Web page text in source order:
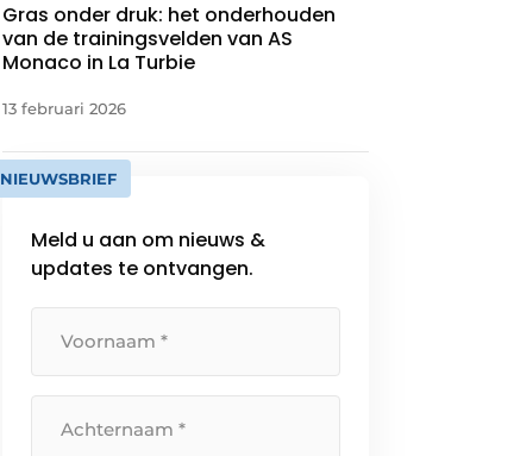
Gras onder druk: het onderhouden
van de trainingsvelden van AS
Monaco in La Turbie
13 februari 2026
NIEUWSBRIEF
Meld u aan om nieuws &
updates te ontvangen.